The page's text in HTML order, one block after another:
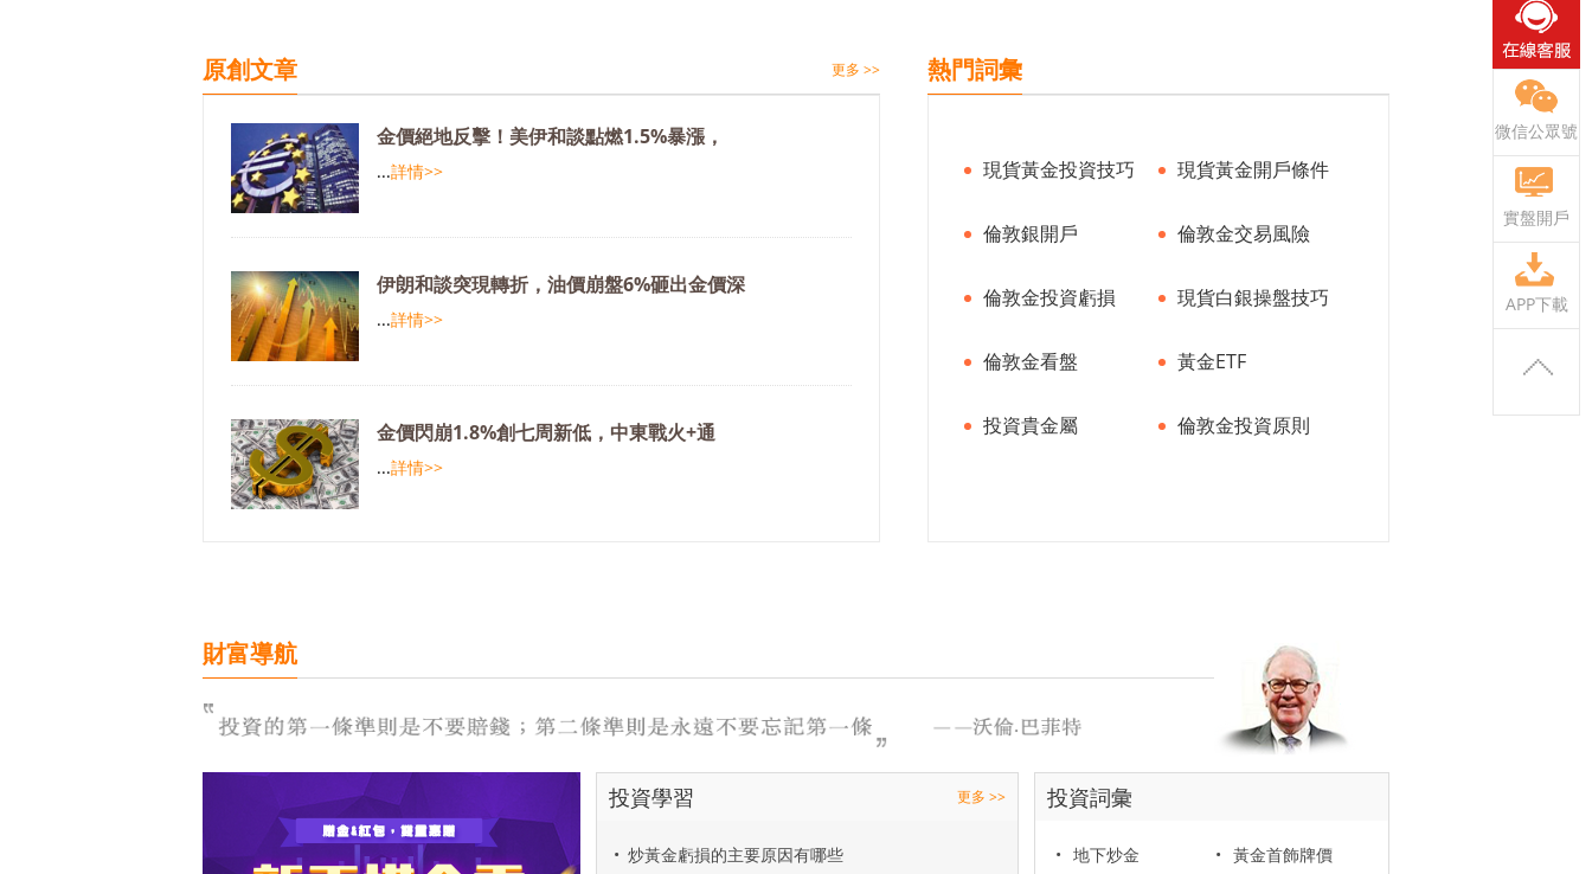
微信公眾號
實盤開戶
APP下載
原創文章 更多 >>
金價絕地反擊！美伊和談點燃1.5%暴漲，
...詳情>>
伊朗和談突現轉折，油價崩盤6%砸出金價深
...詳情>>
金價閃崩1.8%創七周新低，中東戰火+通
...詳情>>
熱門詞彙
現貨黃金投資技巧 現貨黃金開戶條件
倫敦銀開戶 倫敦金交易風險
倫敦金投資虧損 現貨白銀操盤技巧
倫敦金看盤 黃金ETF
投資貴金屬 倫敦金投資原則
財富導航
投資學習 更多 >>
• 炒黃金虧損的主要原因有哪些
投資詞彙
• 地下炒金 • 黃金首飾牌價